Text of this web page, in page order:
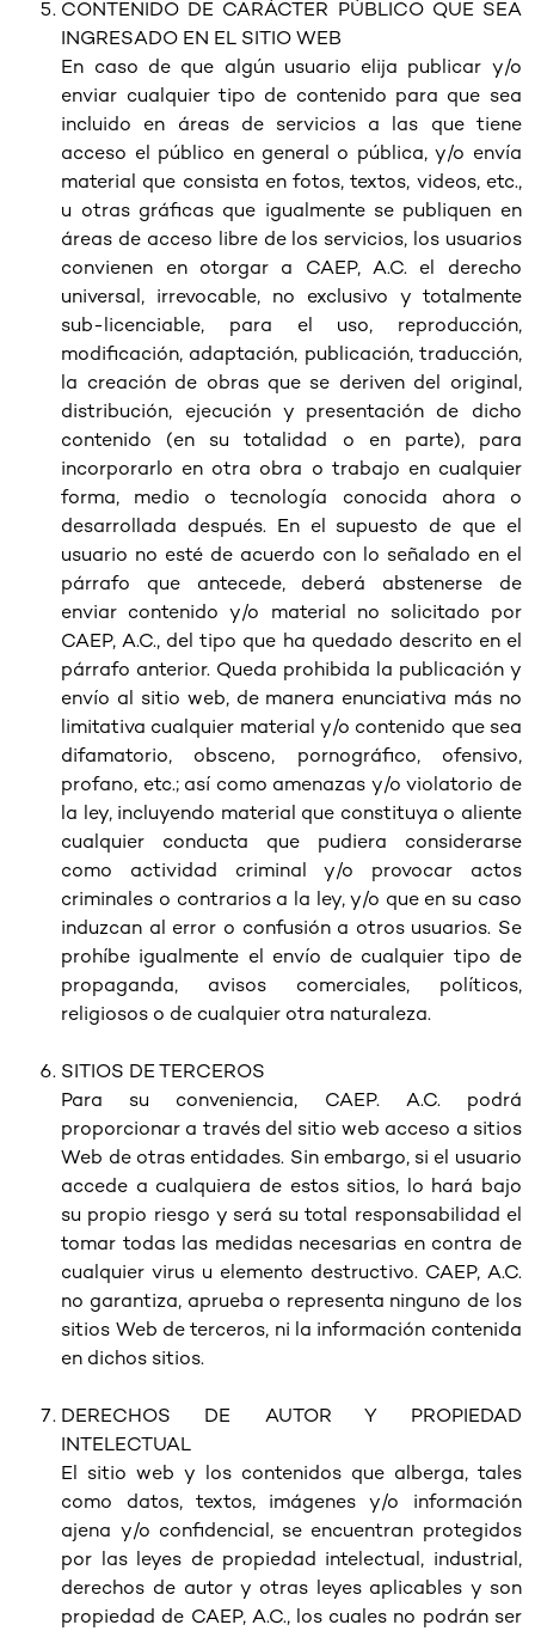
CONTENIDO DE CARÁCTER PÚBLICO QUE SEA
INGRESADO EN EL SITIO WEB
En caso de que algún usuario elija publicar y/o
enviar cualquier tipo de contenido para que sea
incluido en áreas de servicios a las que tiene
acceso el público en general o pública, y/o envía
material que consista en fotos, textos, videos, etc.,
u otras gráficas que igualmente se publiquen en
áreas de acceso libre de los servicios, los usuarios
convienen en otorgar a CAEP, A.C. el derecho
universal, irrevocable, no exclusivo y totalmente
sub-licenciable, para el uso, reproducción,
modificación, adaptación, publicación, traducción,
la creación de obras que se deriven del original,
distribución, ejecución y presentación de dicho
contenido (en su totalidad o en parte), para
incorporarlo en otra obra o trabajo en cualquier
forma, medio o tecnología conocida ahora o
desarrollada después. En el supuesto de que el
usuario no esté de acuerdo con lo señalado en el
párrafo que antecede, deberá abstenerse de
enviar contenido y/o material no solicitado por
CAEP, A.C., del tipo que ha quedado descrito en el
párrafo anterior. Queda prohibida la publicación y
envío al sitio web, de manera enunciativa más no
limitativa cualquier material y/o contenido que sea
difamatorio, obsceno, pornográfico, ofensivo,
profano, etc.; así como amenazas y/o violatorio de
la ley, incluyendo material que constituya o aliente
cualquier conducta que pudiera considerarse
como actividad criminal y/o provocar actos
criminales o contrarios a la ley, y/o que en su caso
induzcan al error o confusión a otros usuarios. Se
prohíbe igualmente el envío de cualquier tipo de
propaganda, avisos comerciales, políticos,
religiosos o de cualquier otra naturaleza.
SITIOS DE TERCEROS
Para su conveniencia, CAEP. A.C. podrá
proporcionar a través del sitio web acceso a sitios
Web de otras entidades. Sin embargo, si el usuario
accede a cualquiera de estos sitios, lo hará bajo
su propio riesgo y será su total responsabilidad el
tomar todas las medidas necesarias en contra de
cualquier virus u elemento destructivo. CAEP, A.C.
no garantiza, aprueba o representa ninguno de los
sitios Web de terceros, ni la información contenida
en dichos sitios.
DERECHOS DE AUTOR Y PROPIEDAD
INTELECTUAL
El sitio web y los contenidos que alberga, tales
como datos, textos, imágenes y/o información
ajena y/o confidencial, se encuentran protegidos
por las leyes de propiedad intelectual, industrial,
derechos de autor y otras leyes aplicables y son
propiedad de CAEP, A.C., los cuales no podrán ser